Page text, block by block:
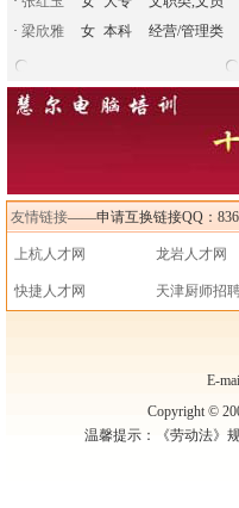
· 梁欣雅 女 本科 经营/管理类
友情链接——申请互换链接QQ：
上杭人才网 龙岩人才网
快捷人才网 天津厨师招
E-
Copyright ©
温馨提示：《劳动法》